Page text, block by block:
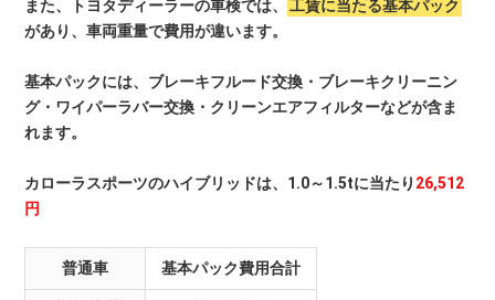
また、トヨタディーラーの車検では、
工賃に当たる基本パック
があり、車両重量で費用が違います。
基本パックには、ブレーキフルード交換・ブレーキクリーニン
グ・ワイパーラバー交換・クリーンエアフィルターなどが含ま
れます。
カローラスポーツのハイブリッドは、1.0～1.5tに当たり 26,512
円
普通車 基本パック費用合計